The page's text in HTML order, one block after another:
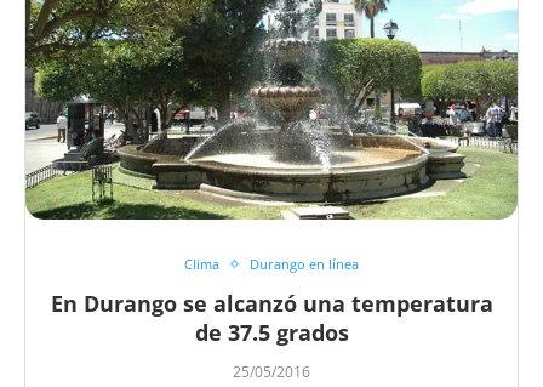
Clima Durango en línea
En Durango se alcanzó una temperatura
de 37.5 grados
25/05/2016